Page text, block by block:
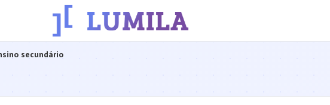
secundário